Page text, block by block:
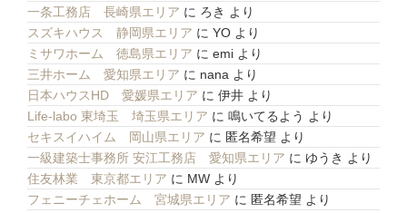
一条工務店 長崎県エリア に ろき より
スズキハウス 静岡県エリア に YO より
ミサワホーム 徳島県エリア に emi より
三井ホーム 愛知県エリア に nana より
日本ハウスHD 愛媛県エリア に 伊井 より
Life-labo 東埼玉 埼玉県エリア に 鳴いてるよう より
セキスイハイム 岡山県エリア に 匿名希望 より
一級建築士事務所 安江工務店 愛知県エリア に ゆうき より
住友林業 東京都エリア に MW より
フェニーチェホーム 宮城県エリア に 匿名希望 より